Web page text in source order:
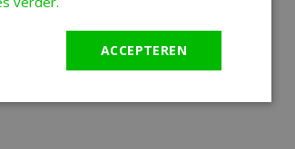
ACCEPTEREN